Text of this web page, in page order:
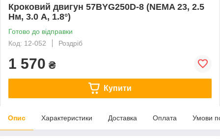
Кроковий двигун 57BYG250D-8 (NEMA 23, 2.5
Нм, 3.0 А, 1.8°)
Готово до відправки
Код: 12-052
Роздріб
1 570 ₴
Купити
Опис Характеристики Доставка Оплата Умови